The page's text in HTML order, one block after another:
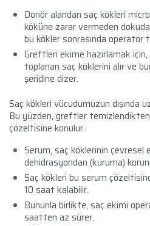
Donör alandan saç kökleri
köküne zarar vermeden
bu kökler sonrasında operator
Greftleri ekime hazırlamak
toplanan saç köklerini alır ve
şeridine dizer.
Saç kökleri vücudumuzun dışında
Bu yüzden, greftler
çözeltisine konulur.
Serum, saç köklerinin çevresel
dehidrasyondan (kuruma)
Saç kökleri bu serum
10 saat kalabilir.
Bununla birlikte, saç ekimi
saatten az sürer.